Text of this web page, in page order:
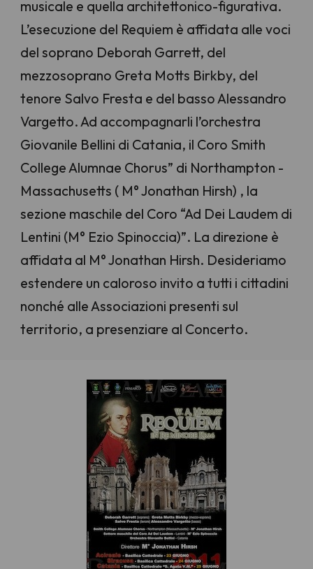
musicale e quella architettonico-figurativa.
L’esecuzione del Requiem è affidata alle voci
del soprano Deborah Garrett, del
mezzosoprano Greta Motts Birkby, del
tenore Salvo Fresta e del basso Alessandro
Vargetto. Ad accompagnarli l’orchestra
Giovanile Bellini di Catania, il Coro Smith
College Alumnae Chorus” di Northampton -
Massachusetts ( M° Jonathan Hirsh) , la
sezione maschile del Coro “Ad Dei Laudem di
Lentini (M° Ezio Spinoccia)”. La direzione è
affidata al M° Jonathan Hirsh. Desideriamo
estendere un caloroso invito a tutti i cittadini
nonché alle Associazioni presenti sul
territorio, a presenziare al Concerto.